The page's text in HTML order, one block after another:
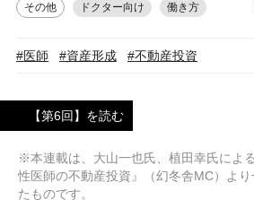
その他 ドクター向け 働き方
#医師 #資産形成 #不動産投資
【第6回】を読む
※本連載は、大山一也氏、植田幸氏によ
性医師の不動産投資』（幻冬舎MC）よ
たものです。